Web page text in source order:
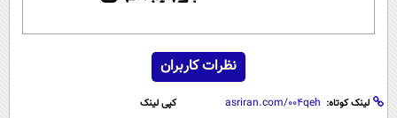
نظرات کاربران
لینک کوتاه: کپی لینک